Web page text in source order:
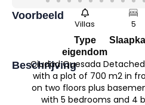
Voorbeeld
Villas
Type
eigendom
5
Beschrijving
Ciudad Quesada
with a plot of 700 m2 in
on two floors plus
with 5 bedrooms and 4